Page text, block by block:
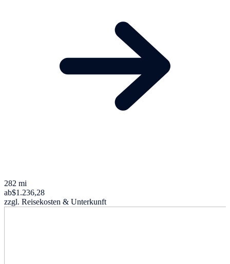
282 mi
ab$1.236,28
zzgl. Reisekosten & Unterkunft